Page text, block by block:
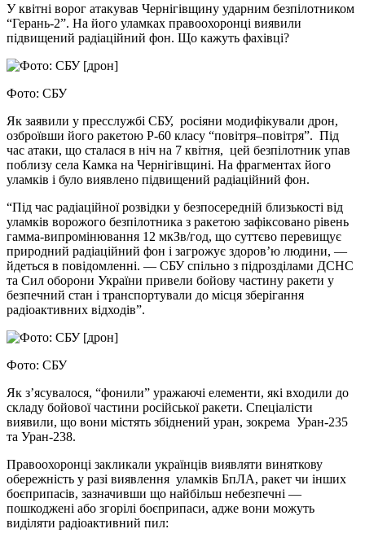
У квітні ворог атакував Чернігівщину ударним безпілотником
“Герань-2”. На його уламках правоохоронці виявили
підвищений радіаційний фон. Що кажуть фахівці?
Фото: СБУ
Як заявили у пресслужбі СБУ, росіяни модифікували дрон,
озброївши його ракетою Р-60 класу “повітря–повітря”. Під
час атаки, що сталася в ніч на 7 квітня, цей безпілотник упав
поблизу села Камка на Чернігівщині. На фрагментах його
уламків і було виявлено підвищений радіаційний фон.
“Під час радіаційної розвідки у безпосередній близькості від
уламків ворожого безпілотника з ракетою зафіксовано рівень
гамма-випромінювання 12 мкЗв/год, що суттєво перевищує
природний радіаційний фон і загрожує здоров’ю людини, —
йдеться в повідомленні. — СБУ спільно з підрозділами ДСНС
та Сил оборони України привели бойову частину ракети у
безпечний стан і транспортували до місця зберігання
радіоактивних відходів”.
Фото: СБУ
Як з’ясувалося, “фонили” уражаючі елементи, які входили до
складу бойової частини російської ракети. Спеціалісти
виявили, що вони містять збіднений уран, зокрема Уран-235
та Уран-238.
Правоохоронці закликали українців виявляти виняткову
обережність у разі виявлення уламків БпЛА, ракет чи інших
боєприпасів, зазначивши що найбільш небезпечні —
пошкоджені або згорілі боєприпаси, адже вони можуть
виділяти радіоактивний пил: